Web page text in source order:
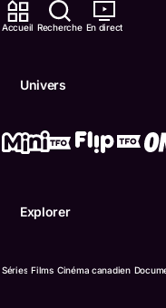
Accueil Recherche En direct
Univers
Explorer
Séries Films Cinéma canadien
ONFR
Boukili
Conditions
Confidentialité